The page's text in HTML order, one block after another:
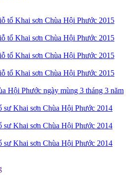
tổ Khai sơn Chùa Hội Phước 2015
tổ Khai sơn Chùa Hội Phước 2015
tổ Khai sơn Chùa Hội Phước 2015
tổ Khai sơn Chùa Hội Phước 2015
Hội Phước ngày mùng 3 tháng 3 năm
Khai sơn Chùa Hội Phước 2014
Khai sơn Chùa Hội Phước 2014
Khai sơn Chùa Hội Phước 2014